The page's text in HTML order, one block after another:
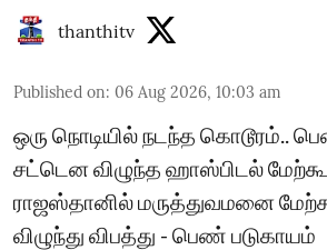
thanthitv
Published on: 06 Aug 2026, 10:03 am
ஒரு நொடியில் நடந்த கொடூரம்..
சட்டென விழுந்த ஹாஸ்பிடல்
ராஜஸ்தானில் மருத்துவமனை
விழுந்து விபத்து - பெண் படுகாயம்